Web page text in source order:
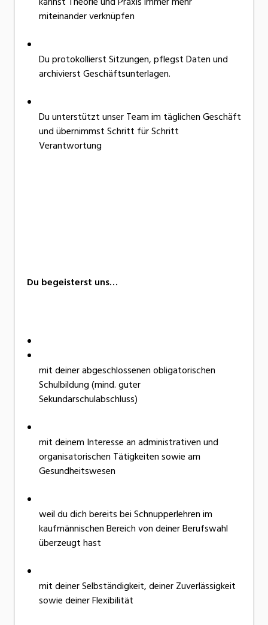
miteinander verknüpfen
Du protokollierst Sitzungen, pflegst Daten und
archivierst Geschäftsunterlagen.
Du unterstützt unser Team im täglichen Geschäft
und übernimmst Schritt für Schritt
Verantwortung
Du begeisterst uns…
mit deiner abgeschlossenen obligatorischen
Schulbildung (mind. guter
Sekundarschulabschluss)
mit deinem Interesse an administrativen und
organisatorischen Tätigkeiten sowie am
Gesundheitswesen
weil du dich bereits bei Schnupperlehren im
kaufmännischen Bereich von deiner Berufswahl
überzeugt hast
mit deiner Selbständigkeit, deiner Zuverlässigkeit
sowie deiner Flexibilität